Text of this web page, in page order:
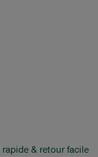
& retour facile